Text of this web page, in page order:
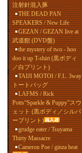
注射針混入豚
THE DEAD PAN
SPEAKERS / New Life
GEZAN / GEZAN live at
武道館 (DVD盤)
the mystery of two - hoo
doo it up T-shirt (黒ボディ
／白プリント)
TAIJI MOTOI / F.L. 3way
トートバッグ
LAFMS / Rick
Potts“Sparkle & Puppy”スウ
ェット (黒ボディ／シルバ
ープリント)
grudge eater / Tsuyama
Thirty Massacre
Cameron Poe / ginza heat